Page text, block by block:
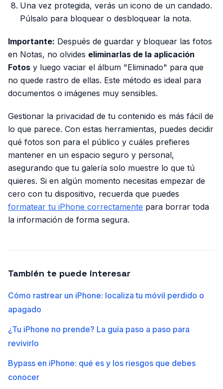
Una vez protegida, verás un icono de un candado.
Púlsalo para bloquear o desbloquear la nota.
Importante: Después de guardar y bloquear las fotos
en Notas, no olvides eliminarlas de la aplicación
Fotos y luego vaciar el álbum "Eliminado" para que
no quede rastro de ellas. Este método es ideal para
documentos o imágenes muy sensibles.
Gestionar la privacidad de tu contenido es más fácil de
lo que parece. Con estas herramientas, puedes decidir
qué fotos son para el público y cuáles prefieres
mantener en un espacio seguro y personal,
asegurando que tu galería solo muestre lo que tú
quieres. Si en algún momento necesitas empezar de
cero con tu dispositivo, recuerda que puedes
formatear tu iPhone correctamente para borrar toda
la información de forma segura.
También te puede interesar
Cómo rastrear un iPhone: localiza tu móvil perdido o
apagado
¿Tu iPhone no prende? La guía paso a paso para
revivirlo
Bypass en iPhone: qué es y los riesgos que debes
conocer